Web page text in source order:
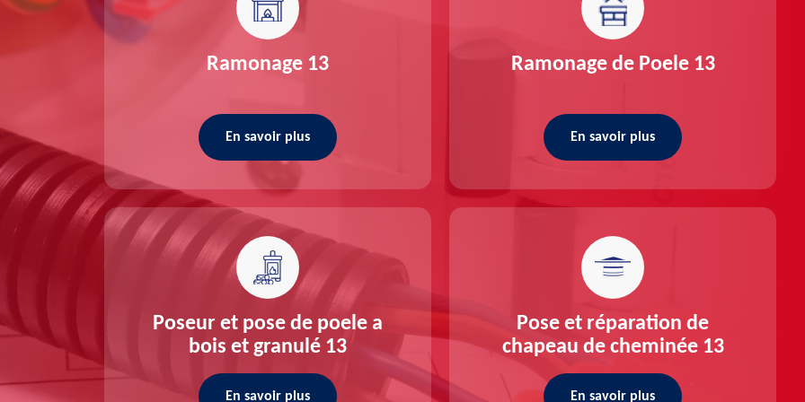
13
13
Ramonage 13
En savoir plus
Poseur et pose de poele a
bois et granulé 13
En savoir plus
Ramonage de Poele 13
En savoir plus
Pose et réparation de
chapeau de cheminée 13
En savoir plus